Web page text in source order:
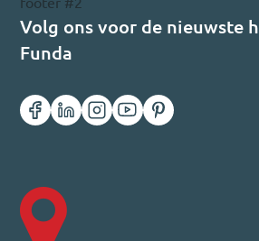
Volg ons voor de nieuwste
Funda